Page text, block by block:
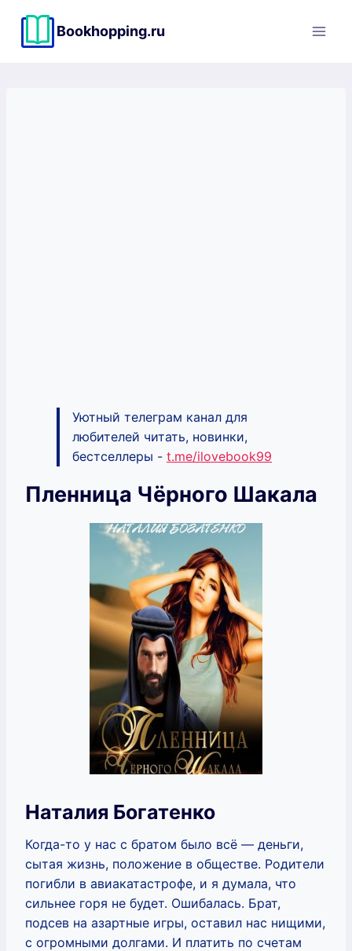
содержимому
Bookhopping.ru
Уютный телеграм канал для
любителей читать, новинки,
бестселлеры - t.me/ilovebook99
Пленница Чёрного Шакала
Наталия Богатенко
Когда-то у нас с братом было всё — деньги,
сытая жизнь, положение в обществе. Родители
погибли в авиакатастрофе, и я думала, что
сильнее горя не будет. Ошибалась. Брат,
подсев на азартные игры, оставил нас нищими,
с огромными долгами. И платить по счетам